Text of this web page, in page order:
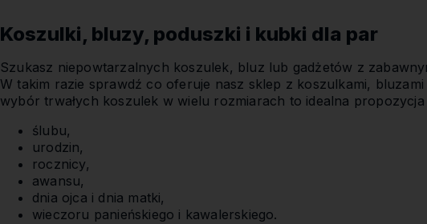
Koszulki, bluzy, poduszki i kubki dla par
Szukasz niepowtarzalnych koszulek, bluz lub gadżetów z
W takim razie sprawdź co oferuje nasz sklep z koszulkami, bluzami
wybór trwałych koszulek w wielu rozmiarach to idealna
ślubu,
urodzin,
rocznicy,
awansu,
dnia ojca i dnia matki,
wieczoru panieńskiego i kawalerskiego.